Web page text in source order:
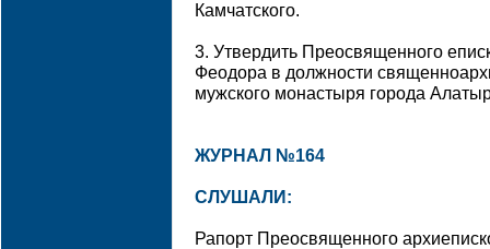
Камчатского.
3. Утвердить Преосвященного
Феодора в должности
мужского монастыря города
ЖУРНАЛ №164
СЛУШАЛИ:
Рапорт Преосвященного